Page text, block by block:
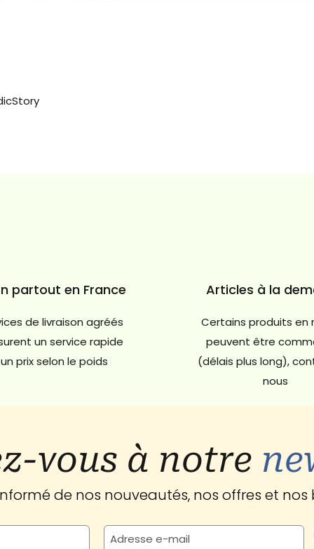
partout en France
de livraison agréés
un service rapide
prix selon le poids
Articles à la
Certains produits en
peuvent être
(délais plus long),
nous
vous à notre
de nos nouveautés, nos offres et nos